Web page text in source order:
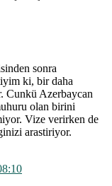
sonra
ki, bir daha
Cunkü Azerbaycan
olan birini
Vize verirken de
arastiriyor.